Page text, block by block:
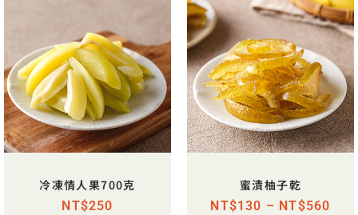
冷凍情人果700克
NT$250
蜜漬柚子乾
NT$130 – NT$560